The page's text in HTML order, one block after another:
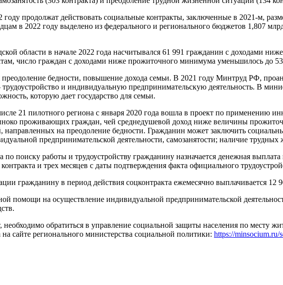
году продолжат действовать социальные контракты, заключенные в 2021-м,
в 2022 году выделено из федерального и регионального бюджетов 1,807
области в начале 2022 года насчитывался 61 991 гражданин с доходами
число граждан с доходами ниже прожиточного минимума уменьшилось до
преодоление бедности, повышение дохода семьи. В 2021 году Минтруд РФ,
и индивидуальную предпринимательскую деятельность. В
которую дает государство для семьи.
21 пилотного региона с января 2020 года вошла в проект по применению
проживающих граждан, чей среднедушевой доход ниже величины
на преодоление бедности. Гражданин может заключить
предпринимательской деятельности, самозанятости; наличие
поиску работы и трудоустройству гражданину назначается денежная
и трех месяцев с даты подтверждения факта официального
гражданину в период действия соцконтракта ежемесячно выплачивается 12
помощи на осуществление индивидуальной предпринимательской
обратиться в управление социальной защиты населения по месту
сайте регионального министерства социальной политики: https://minsocium.ru/